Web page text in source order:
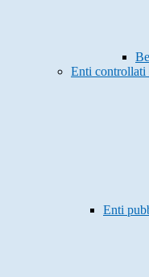
Enti controllati
Enti